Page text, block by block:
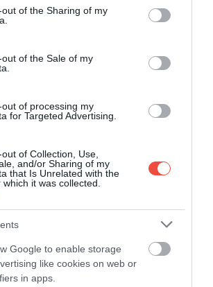
visit or usage behaviour. You may click to
to Google and its third-party tags to
specified purposes in below Google
of the Sharing of my
of the Sale of my
of processing my
for Targeted Advertising.
of Collection, Use,
and/or Sharing of my
that Is Unrelated with the
it was collected.
Google to enable storage
like cookies on web or
in apps.
erős hevederekkel és
a függőágy neve is mutatja, a
a hegyekben is kitart melletted. (37
)